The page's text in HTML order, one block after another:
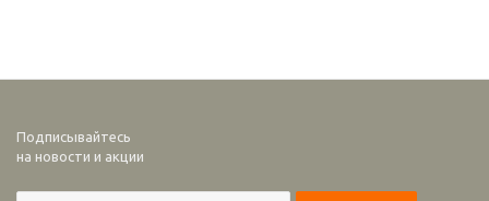
Подписывайтесь
на новости и акции